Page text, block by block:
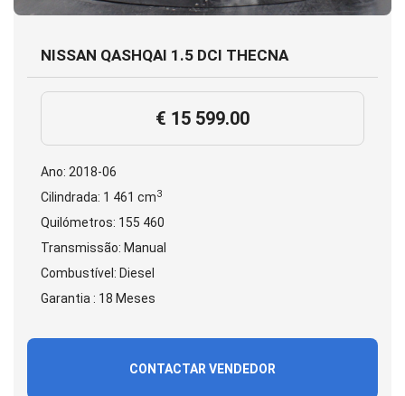
NISSAN QASHQAI 1.5 DCI THECNA
€ 15 599.00
Ano: 2018-06
Cilindrada: 1 461 cm3
Quilómetros: 155 460
Transmissão: Manual
Combustível: Diesel
Garantia : 18 Meses
CONTACTAR VENDEDOR